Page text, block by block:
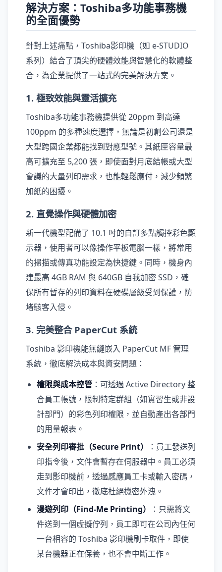
解決方案：Toshiba多功能事務機
的全面優勢
針對上述痛點，Toshiba影印機（如 e-STUDIO
系列）結合了頂尖的硬體效能與智慧化的軟體整
合，為企業提供了一站式的完美解決方案。
1. 極致效能與靈活擴充
Toshiba多功能事務機提供從 20ppm 到高達
100ppm 的多種速度選擇，無論是初創公司還是
大型跨國企業都能找到對應型號。其紙匣容量最
高可擴充至 5,200 張，即使面對月底結帳或大型
會議的大量列印需求，也能輕鬆應付，減少頻繁
加紙的困擾。
2. 直覺操作與硬體加密
新一代機型配備了 10.1 吋的自訂多點觸控彩色顯
示器，使用者可以像操作平板電腦一樣，將常用
的掃描或傳真功能設定為快捷鍵。同時，機身內
建最高 4GB RAM 與 640GB 自我加密 SSD，確
保所有暫存的列印資料在硬碟層級受到保護，防
堵駭客入侵。
3. 完美整合 PaperCut 系統
Toshiba 影印機能無縫嵌入 PaperCut MF 管理
系統，徹底解決成本與資安問題：
權限與成本控管 ：可透過 Active Directory 整
合員工帳號，限制特定群組（如實習生或非設
計部門）的彩色列印權限，並自動產出各部門
的用量報表。
安全列印審批（Secure Print）
：員工發送列
印指令後，文件會暫存在伺服器中。員工必須
走到影印機前，透過感應員工卡或輸入密碼，
文件才會印出，徹底杜絕機密外洩。
漫遊列印（Find-Me Printing）
：只需將文
件送到一個虛擬佇列，員工即可在公司內任何
一台相容的 Toshiba 影印機刷卡取件，即使
某台機器正在保養，也不會中斷工作。